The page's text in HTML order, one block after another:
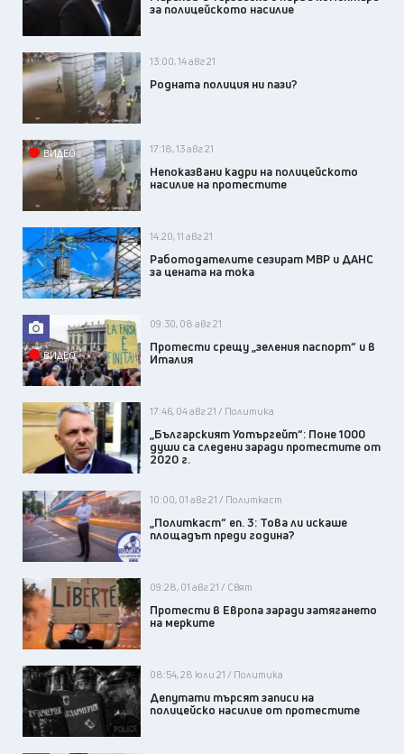
за полицейското насилие
13:00, 14 авг 21
Родната полиция ни пази?
ВИДЕО 17:18, 13 авг 21
Непоказвани кадри на полицейското
насилие на протестите
14:20, 11 авг 21
Работодателите сезират МВР и ДАНС
за цената на тока
ВИДЕО
09:30, 08 авг 21
Протести срещу „зеления паспорт“ и в
Италия
17:46, 04 авг 21 / Политика
„Българският Уотъргейт“: Поне 1000
души са следени заради протестите от
2020 г.
10:00, 01 авг 21 / Политкаст
„Политкаст“ еп. 3: Това ли искаше
площадът преди година?
09:28, 01 авг 21 / Свят
Протести в Европа заради затягането
на мерките
08:54, 28 юли 21 / Политика
Депутати търсят записи на
полицейско насилие от протестите